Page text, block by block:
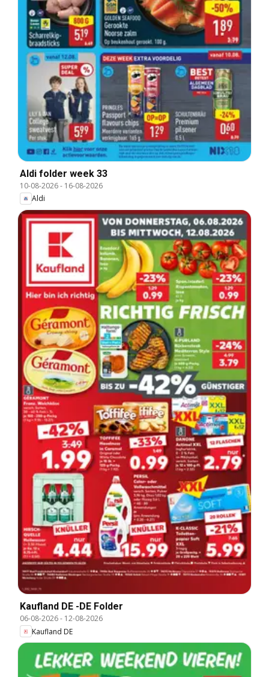
Aldi folder week 33
10-08-2026- 16-08-2026
Aldi
Kaufland DE -DE Folder
06-08-2026- 12-08-2026
Kaufland DE